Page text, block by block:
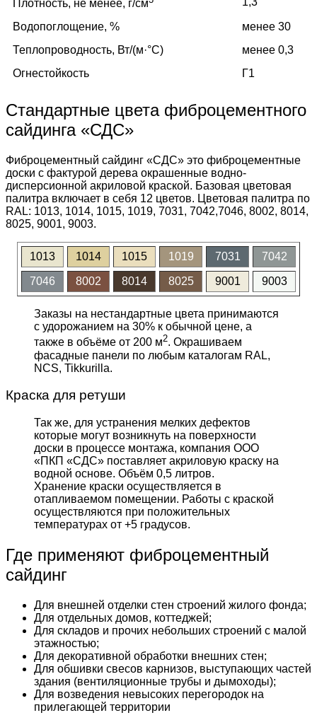
Плотность, не менее, г/см
Водопоглощение, %
менее 30
Теплопроводность, Вт/(м·°C)
менее 0,3
Огнестойкость
Г1
Стандартные цвета фиброцементного
сайдинга «СДС»
Фиброцементный сайдинг «СДС» это фиброцементные
доски с фактурой дерева окрашенные водно-
дисперсионной акриловой краской. Базовая цветовая
палитра включает в себя 12 цветов. Цветовая палитра по
RAL: 1013, 1014, 1015, 1019, 7031, 7042,7046, 8002, 8014,
8025, 9001, 9003.
1013 1014 1015 1019 7031 7042
7046 8002 8014 8025 9001 9003
Заказы на нестандартные цвета принимаются
с удорожанием на 30% к обычной цене, а
также в объёме от 200 м2. Окрашиваем
фасадные панели по любым каталогам RAL,
NCS, Tikkurilla.
Краска для ретуши
Так же, для устранения мелких дефектов
которые могут возникнуть на поверхности
доски в процессе монтажа, компания ООО
«ПКП «СДС» поставляет акриловую краску на
водной основе. Объём 0,5 литров.
Хранение краски осуществляется в
отапливаемом помещении. Работы с краской
осуществляются при положительных
температурах от +5 градусов.
Где применяют фиброцементный
сайдинг
Для внешней отделки стен строений жилого фонда;
Для отдельных домов, коттеджей;
Для складов и прочих небольших строений с малой
этажностью;
Для декоративной обработки внешних стен;
Для обшивки свесов карнизов, выступающих частей
здания (вентиляционные трубы и дымоходы);
Для возведения невысоких перегородок на
прилегающей территории